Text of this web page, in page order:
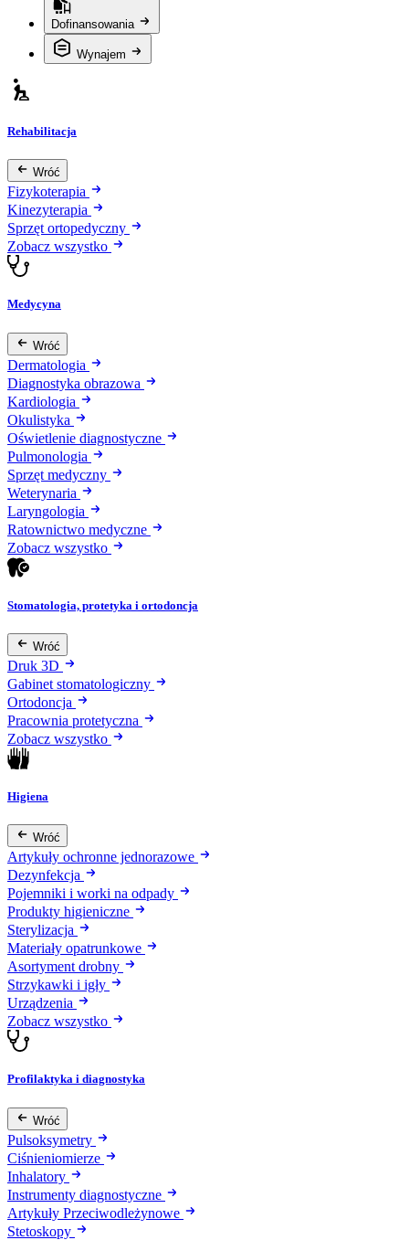
Dofinansowania
Wynajem
Rehabilitacja
Wróć
Fizykoterapia
Kinezyterapia
Sprzęt ortopedyczny
Zobacz wszystko
Medycyna
Wróć
Dermatologia
Diagnostyka obrazowa
Kardiologia
Okulistyka
Oświetlenie diagnostyczne
Pulmonologia
Sprzęt medyczny
Weterynaria
Laryngologia
Ratownictwo medyczne
Zobacz wszystko
Stomatologia, protetyka i ortodoncja
Wróć
Druk 3D
Gabinet stomatologiczny
Ortodoncja
Pracownia protetyczna
Zobacz wszystko
Higiena
Wróć
Artykuły ochronne jednorazowe
Dezynfekcja
Pojemniki i worki na odpady
Produkty higieniczne
Sterylizacja
Materiały opatrunkowe
Asortyment drobny
Strzykawki i igły
Urządzenia
Zobacz wszystko
Profilaktyka i diagnostyka
Wróć
Pulsoksymetry
Ciśnieniomierze
Inhalatory
Instrumenty diagnostyczne
Artykuły Przeciwodleżynowe
Stetoskopy